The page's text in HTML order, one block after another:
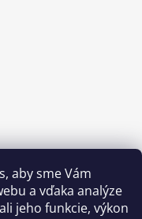
aby sme Vám
a vďaka analýze
jeho funkcie, výkon